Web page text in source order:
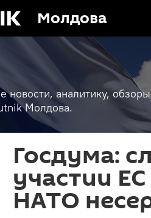
Молдова
новости, аналитику,
Молдова.
Госдума:
участии
НАТО